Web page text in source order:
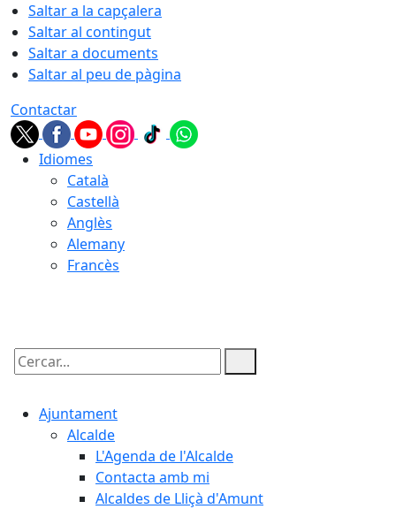
Saltar a la capçalera
Saltar al contingut
Saltar a documents
Saltar al peu de pàgina
Contactar
Idiomes
Català
Castellà
Anglès
Alemany
Francès
Cercar:
Ajuntament
Alcalde
L'Agenda de l'Alcalde
Contacta amb mi
Alcaldes de Lliçà d'Amunt